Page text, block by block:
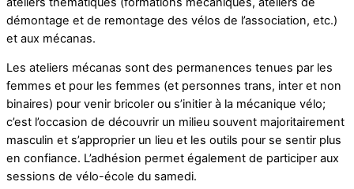
démontage et de remontage des vélos de l’association, etc.)
et aux mécanas.
Les ateliers mécanas sont des permanences tenues par les
femmes et pour les femmes (et personnes trans, inter et non
binaires) pour venir bricoler ou s’initier à la mécanique vélo;
c’est l’occasion de découvrir un milieu souvent majoritairement
masculin et s’approprier un lieu et les outils pour se sentir plus
en confiance. L’adhésion permet également de participer aux
sessions de vélo-école du samedi.